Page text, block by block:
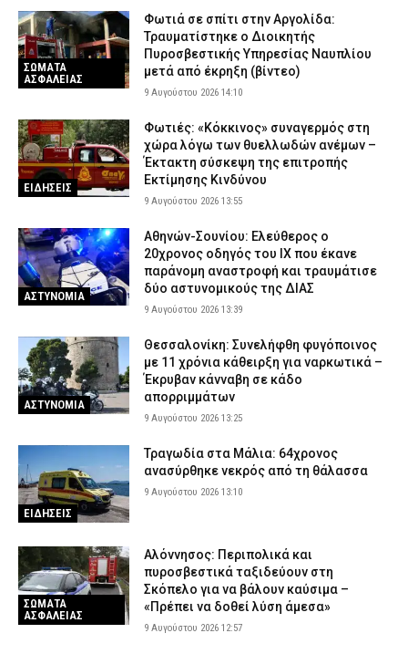
ΣΩΜΑΤΑ
ΑΣΦΑΛΕΙΑΣ
Φωτιά σε σπίτι στην Αργολίδα:
Τραυματίστηκε o Διοικητής
Πυροσβεστικής Υπηρεσίας Ναυπλίου
μετά από έκρηξη (βίντεο)
9 Αυγούστου 2026 14:10
ΕΙΔΗΣΕΙΣ
Φωτιές: «Κόκκινος» συναγερμός στη
χώρα λόγω των θυελλωδών ανέμων –
Έκτακτη σύσκεψη της επιτροπής
Εκτίμησης Κινδύνου
9 Αυγούστου 2026 13:55
ΑΣΤΥΝΟΜΙΑ
Αθηνών-Σουνίου: Ελεύθερος ο
20χρονος οδηγός του ΙΧ που έκανε
παράνομη αναστροφή και τραυμάτισε
δύο αστυνομικούς της ΔΙΑΣ
9 Αυγούστου 2026 13:39
ΑΣΤΥΝΟΜΙΑ
Θεσσαλονίκη: Συνελήφθη φυγόποινος
με 11 χρόνια κάθειρξη για ναρκωτικά –
Έκρυβαν κάνναβη σε κάδο
απορριμμάτων
9 Αυγούστου 2026 13:25
ΕΙΔΗΣΕΙΣ
Τραγωδία στα Μάλια: 64χρονος
ανασύρθηκε νεκρός από τη θάλασσα
9 Αυγούστου 2026 13:10
ΣΩΜΑΤΑ
ΑΣΦΑΛΕΙΑΣ
Αλόννησος: Περιπολικά και
πυροσβεστικά ταξιδεύουν στη
Σκόπελο για να βάλουν καύσιμα –
«Πρέπει να δοθεί λύση άμεσα»
9 Αυγούστου 2026 12:57